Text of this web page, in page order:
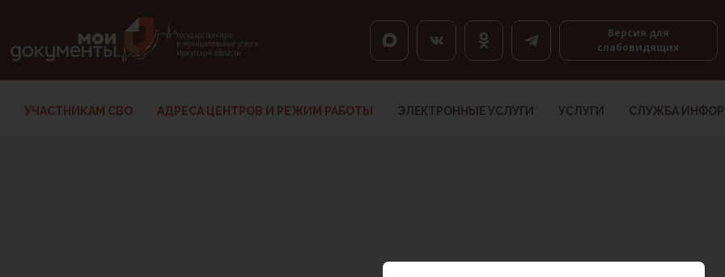
Версия для
слабовидящих
УЧАСТНИКАМ СВО АДРЕСА ЦЕНТРОВ И РЕЖИМ РАБОТЫ ЭЛЕКТРОННЫЕ УСЛУГИ УСЛУГИ СЛУЖБА